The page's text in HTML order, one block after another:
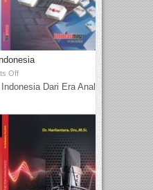
Off
Dari Era Analog